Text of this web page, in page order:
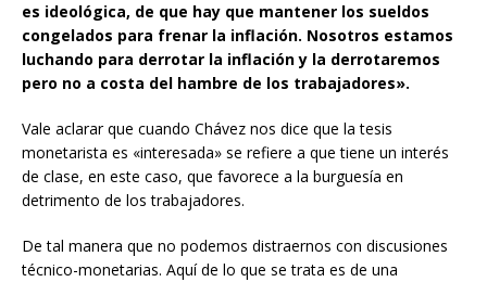
es ideológica, de que hay que mantener los sueldos
congelados para frenar la inflación. Nosotros estamos
luchando para derrotar la inflación y la derrotaremos
pero no a costa del hambre de los trabajadores».
Vale aclarar que cuando Chávez nos dice que la tesis
monetarista es «interesada» se refiere a que tiene un interés
de clase, en este caso, que favorece a la burguesía en
detrimento de los trabajadores.
De tal manera que no podemos distraernos con discusiones
técnico-monetarias. Aquí de lo que se trata es de una